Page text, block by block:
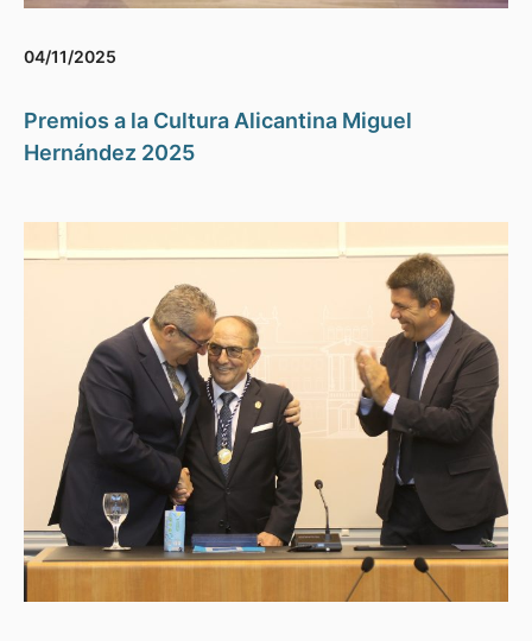
04/11/2025
Premios a la Cultura Alicantina Miguel
Hernández 2025